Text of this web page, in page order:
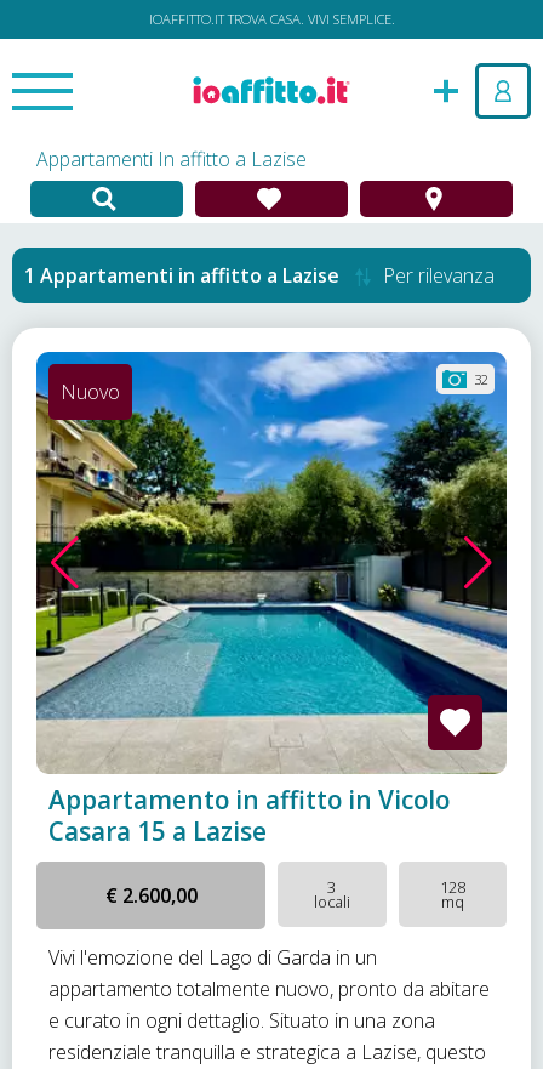
IOAFFITTO.IT TROVA CASA. VIVI SEMPLICE.
Appartamenti In affitto a Lazise
Appartamenti in affitto a Lazise Per rilevanza
32
Nuovo
Appartamento in affitto in Vicolo
Casara 15 a Lazise
€ 2.600,00 3
locali
128
mq
Vivi l'emozione del Lago di Garda in un
appartamento totalmente nuovo, pronto da abitare
e curato in ogni dettaglio. Situato in una zona
residenziale tranquilla e strategica a Lazise, questo